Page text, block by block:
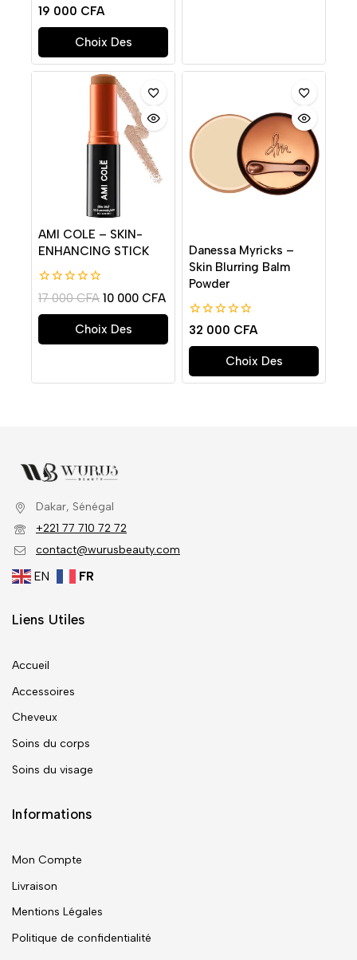
0
de
5
19 000 CFA
Choix Des
Options
AMI COLE – SKIN-
ENHANCING STICK
0
de
5
17 000CFA 10 000 CFA
Choix Des
Danessa Myricks –
Skin Blurring Balm
Powder
0
de
5
32 000 CFA
Choix Des
Options
Dakar, Sénégal
+221 77 710 72 72
contact@wurusbeauty.com
EN FR
Liens Utiles
Accueil
Accessoires
Cheveux
Soins du corps
Soins du visage
Informations
Mon Compte
Livraison
Mentions Légales
Politique de confidentialité